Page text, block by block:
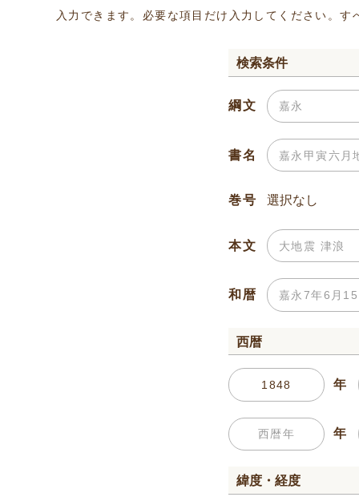
入力できます。必要な項目だけ入力してください。
検索条件
綱文
書名
巻号
本文
和暦
西暦
年
年
緯度・経度